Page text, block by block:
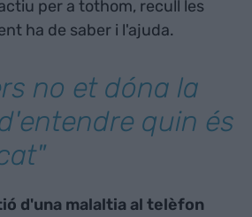
per a tothom, recull les
ha de saber i l'ajuda.
no et dóna la
quin és
d'una malaltia al telèfon